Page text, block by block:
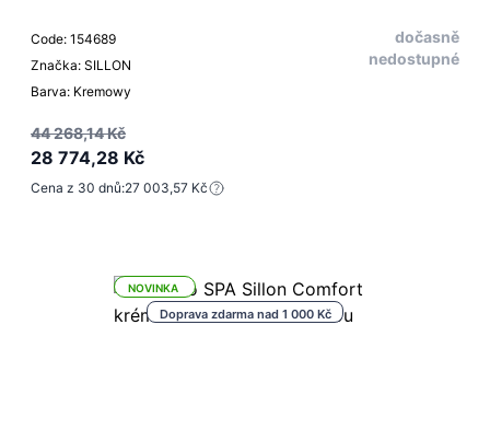
Code: 154689
Značka: SILLON
Barva: Kremowy
dočasně
nedostupné
44 268,14 Kč
28 774,28 Kč
Cena z 30 dnů:27 003,57 Kč
Doprava zdarma nad 1 000 Kč
NOVINKA